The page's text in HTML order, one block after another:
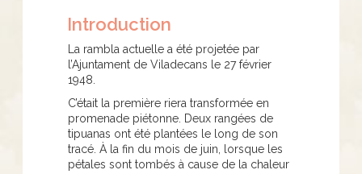
Introduction
La rambla actuelle a été projetée par
l’Ajuntament de Viladecans le 27 février
1948.
C’était la première riera transformée en
promenade piétonne. Deux rangées de
tipuanas ont été plantées le long de son
tracé. À la fin du mois de juin, lorsque les
pétales sont tombés à cause de la chaleur